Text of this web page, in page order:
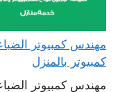
كمبيوتر بالمنزل
مهندس كمبيوتر